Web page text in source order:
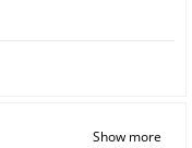
Show more